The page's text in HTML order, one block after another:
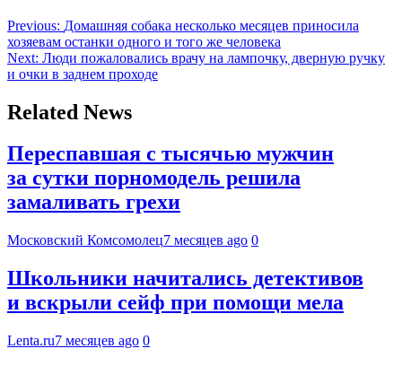
Previous: Домашняя собака несколько месяцев приносила
хозяевам останки одного и того же человека
Next: Люди пожаловались врачу на лампочку, дверную ручку
и очки в заднем проходе
Related News
Переспавшая с тысячью мужчин
за сутки порномодель решила
замаливать грехи
Московский Комсомолец7 месяцев ago 0
Школьники начитались детективов
и вскрыли сейф при помощи мела
Lenta.ru7 месяцев ago 0